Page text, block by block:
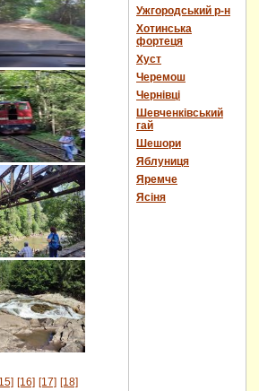
[16] [17] [18]
Ужгородський р-н
Хотинська
фортеця
Хуст
Черемош
Чернівці
Шевченківський
гай
Шешори
Яблуниця
Яремче
Ясіня